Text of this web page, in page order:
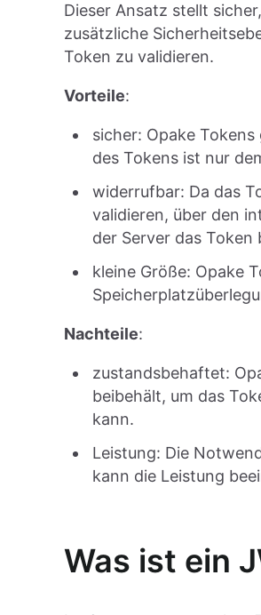
Dieser Ansatz stellt
zusätzliche
Token zu validieren.
Vorteile:
sicher: Opake
des Tokens ist nur
widerrufbar: Da das
validieren, über den
der Server das
kleine Größe: Opake
Nachteile:
zustandsbehaftet:
beibehält, um das
kann.
Leistung: Die
kann die Leistung
Was ist ein